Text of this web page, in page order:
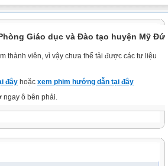
Giáo dục và Đào tạo huyện Mỹ Đức.
thành viên, vì vậy chưa thể tải được các tư liệu
đây hoặc xem phim hướng dẫn tại đây
ngay ô bên phải.